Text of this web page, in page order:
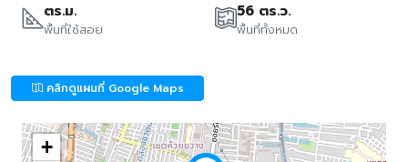
ตร.ม.
พื้นที่ใช้สอย
56 ตร.ว.
พื้นที่ทั้งหมด
คลิกดูแผนที่ Google Maps
+